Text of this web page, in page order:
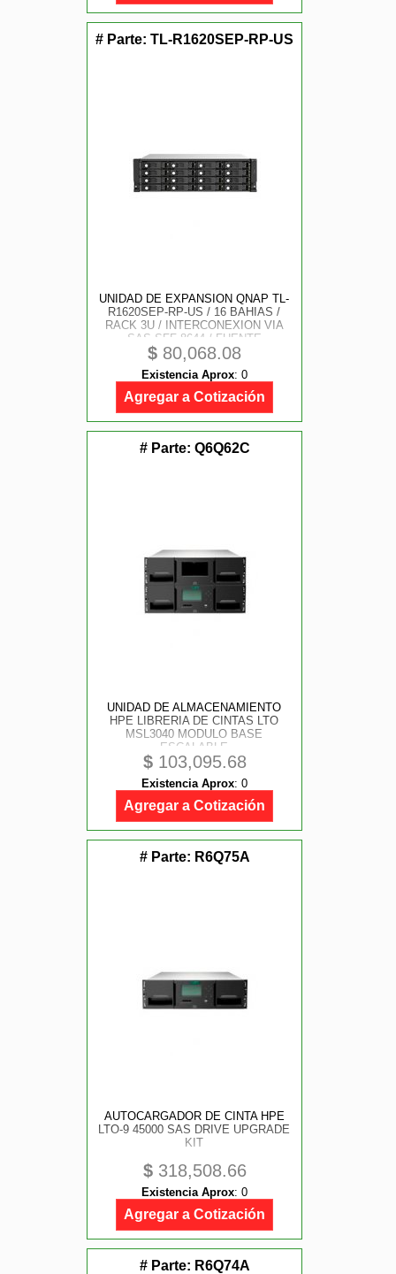
# Parte: TL-R1620SEP-RP-US
UNIDAD DE EXPANSION QNAP TL-
R1620SEP-RP-US / 16 BAHIAS /
RACK 3U / INTERCONEXION VIA
SAS SFF-8644 / FUENTE
REDUNDANTE / SATA-SAS 3.5
PULGADAS / (EXCLUSIVO PARA
NAS QNAP)
$ 80,068.08
Existencia Aprox: 0
Agregar a Cotización
# Parte: Q6Q62C
UNIDAD DE ALMACENAMIENTO
HPE LIBRERIA DE CINTAS LTO
MSL3040 MODULO BASE
ESCALABLE
$103,095.68
Existencia Aprox: 0
Agregar a Cotización
# Parte: R6Q75A
AUTOCARGADOR DE CINTA HPE
LTO-9 45000 SAS DRIVE UPGRADE
KIT
$318,508.66
Existencia Aprox: 0
Agregar a Cotización
# Parte: R6Q74A